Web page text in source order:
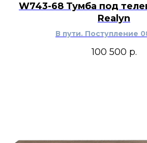
W743-68 Тумба под
Realyn
В пути. Поступление
100 500 р.